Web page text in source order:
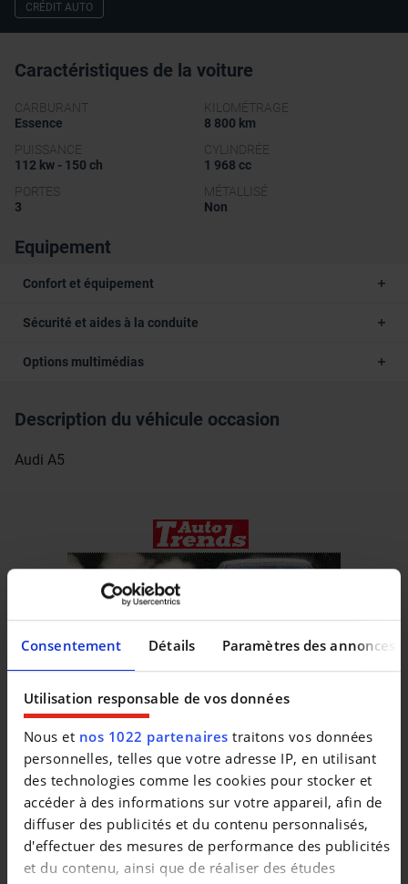
Consentement Détails Paramètres des annonces
Utilisation responsable de vos données
Nous et nos 1022 partenaires traitons vos données
personnelles, telles que votre adresse IP, en utilisant
des technologies comme les cookies pour stocker et
accéder à des informations sur votre appareil, afin de
diffuser des publicités et du contenu personnalisés,
d'effectuer des mesures de performance des publicités
et du contenu, ainsi que de réaliser des études
CRÉDIT AUTO
Caractéristiques de la voiture
CARBURANT
Essence
KILOMÉTRAGE
8 800 km
PUISSANCE
112 kw - 150 ch
CYLINDRÉE
1 968 cc
PORTES
3
MÉTALLISÉ
Non
Equipement
Confort et équipement
Sécurité et aides à la conduite
Options multimédias
Description du véhicule occasion
Audi A5
Véhicules similaires